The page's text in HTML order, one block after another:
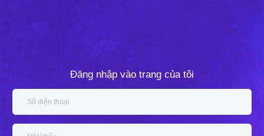
Đăng nhập vào trang của tôi